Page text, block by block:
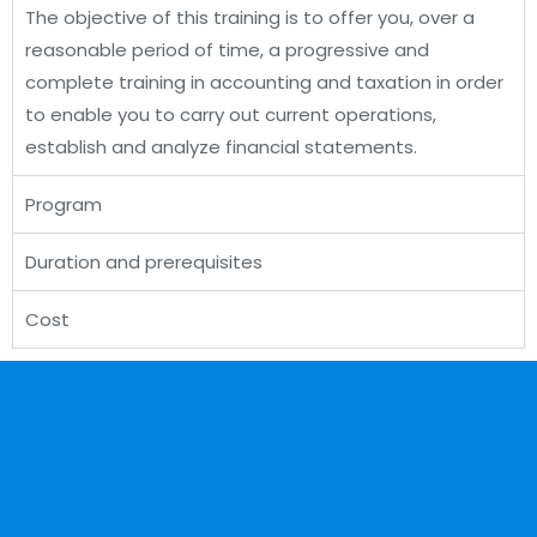
The objective of this training is to offer you, over a
reasonable period of time, a progressive and
complete training in accounting and taxation in order
to enable you to carry out current operations,
establish and analyze financial statements.
Program
Duration and prerequisites
Cost